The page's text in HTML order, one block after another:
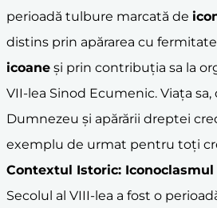
perioadă tulbure marcată de
distins prin apărarea cu
icoane și prin contribuția sa la
VII-lea Sinod Ecumenic. Viața
Dumnezeu și apărării dreptei
exemplu de urmat pentru toți
Contextul Istoric: Iconoclasmul
Secolul al VIII-lea a fost o